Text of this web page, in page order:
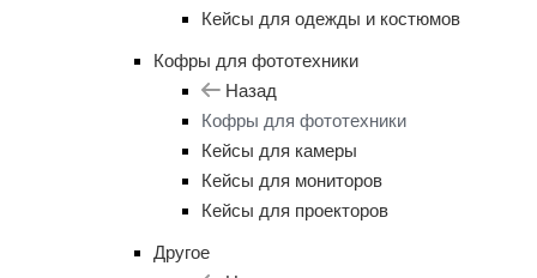
Кейсы для одежды и костюмов
Кофры для фототехники
Назад
Кофры для фототехники
Кейсы для камеры
Кейсы для мониторов
Кейсы для проекторов
Другое